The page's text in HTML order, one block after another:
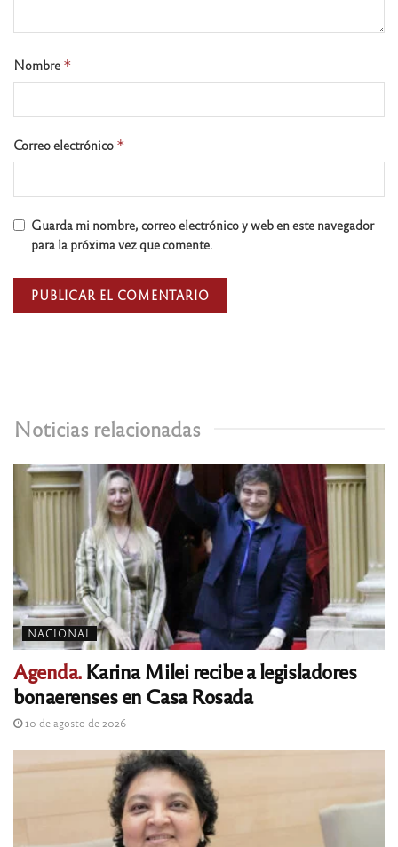
Noticias relacionadas
NACIONAL
Agenda.Karina Milei recibe a legisladores
bonaerenses en Casa Rosada
10 de agosto de 2026
Nombre *
Correo electrónico *
Guarda mi nombre, correo electrónico y web en este navegador
para la próxima vez que comente.